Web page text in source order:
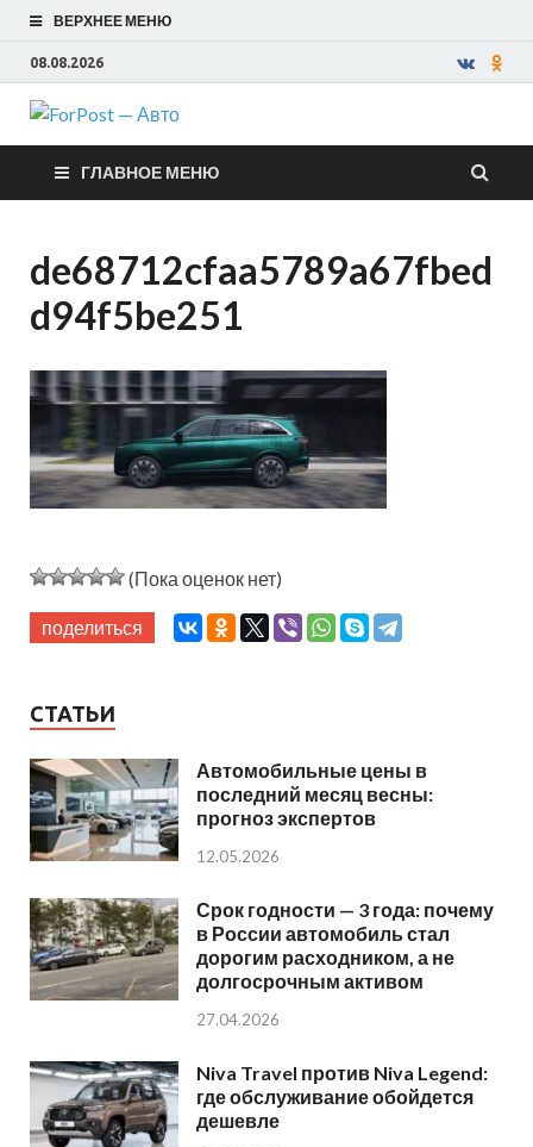
ВЕРХНЕЕ МЕНЮ
08.08.2026
ForPost —
Авто
ГЛАВНОЕ МЕНЮ
de68712cfaa5789a67fbed
d94f5be251
(Пока оценок нет)
поделиться
СТАТЬИ
Автомобильные цены в
последний месяц весны:
прогноз экспертов
12.05.2026
Срок годности — 3 года: почему
в России автомобиль стал
дорогим расходником, а не
долгосрочным активом
27.04.2026
Niva Travel против Niva Legend:
где обслуживание обойдется
дешевле